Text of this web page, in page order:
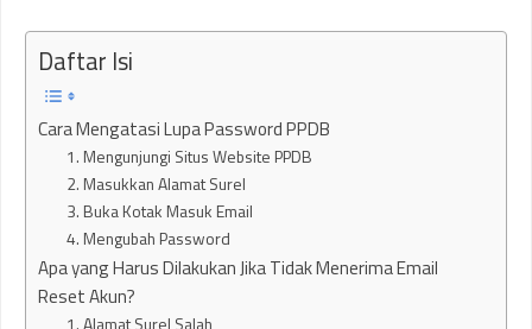
Daftar Isi
Cara Mengatasi Lupa Password PPDB
1. Mengunjungi Situs Website PPDB
2. Masukkan Alamat Surel
3. Buka Kotak Masuk Email
4. Mengubah Password
Apa yang Harus Dilakukan Jika Tidak Menerima Email
Reset Akun?
1. Alamat Surel Salah